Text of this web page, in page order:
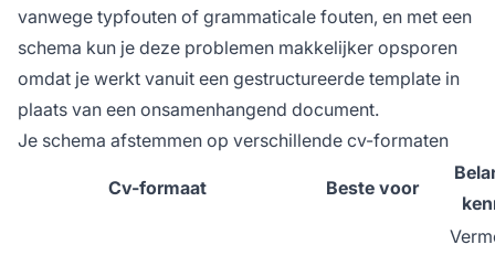
vanwege typfouten of grammaticale fouten, en met een
schema kun je deze problemen makkelijker opsporen
omdat je werkt vanuit een gestructureerde template in
plaats van een onsamenhangend document.
Je schema afstemmen op verschillende cv-formaten
Cv-formaat Beste voor